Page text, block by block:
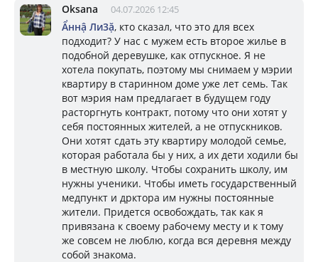
Oksana 04.07.2026 12:45
Ẩннậ Ли3ặ, кто сказал, что это для всех
подходит? У нас с мужем есть второе жилье в
подобной деревушке, как отпускное. Я не
хотела покупать, поэтому мы снимаем у мэрии
квартиру в старинном доме уже лет семь. Так
вот мэрия нам предлагает в будущем году
расторгнуть контракт, потому что они хотят у
себя постоянных жителей, а не отпускников.
Они хотят сдать эту квартиру молодой семье,
которая работала бы у них, а их дети ходили бы
в местную школу. Чтобы сохранить школу, им
нужны ученики. Чтобы иметь государственный
медпункт и дрктора им нужны постоянные
жители. Придется освобождать, так как я
привязана к своему рабочему месту и к тому
же совсем не люблю, когда вся деревня между
собой знакома.